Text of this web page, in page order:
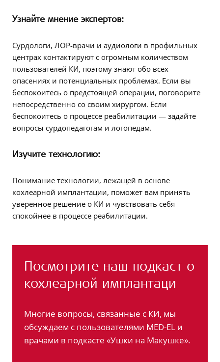
Узнайтемнение экспертов:
Сурдологи, ЛОР-врачи и аудиологи в профильных
центрах контактируют с огромным количеством
пользователей КИ, поэтому знают обо всех
опасениях и потенциальных проблемах. Если вы
беспокоитесь о предстоящей операции, поговорите
непосредственно со своим хирургом. Если
беспокоитесь о процессе реабилитации — задайте
вопросы сурдопедагогам и логопедам.
Изучитетехнологию:
Понимание технологии, лежащей в основе
кохлеарной имплантации, поможет вам принять
уверенное решение о КИ и чувствовать себя
спокойнее в процессе реабилитации.
Посмотрите наш подкаст о
кохлеарной имплантаци
Многие вопросы, связанные с КИ, мы
обсуждаем с пользователями MED-EL и
врачами в подкасте «Ушки на Макушке».